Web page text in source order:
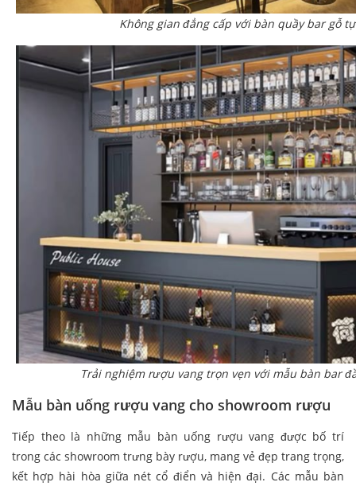
Không gian đẳng cấp với bàn quầy bar gỗ
Trải nghiệm rượu vang trọn vẹn với mẫu bàn bar
Mẫu bàn uống rượu vang cho showroom rượu
Tiếp theo là những mẫu bàn uống rượu vang được bố trí
trong các showroom trưng bày rượu, mang vẻ đẹp trang trọng,
kết hợp hài hòa giữa nét cổ điển và hiện đại. Các mẫu bàn